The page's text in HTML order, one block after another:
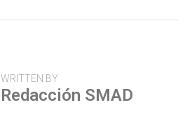
WRITTEN BY
Redacción SMAD